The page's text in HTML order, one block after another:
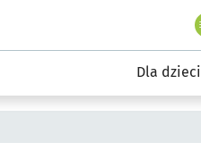
Dla dzieci